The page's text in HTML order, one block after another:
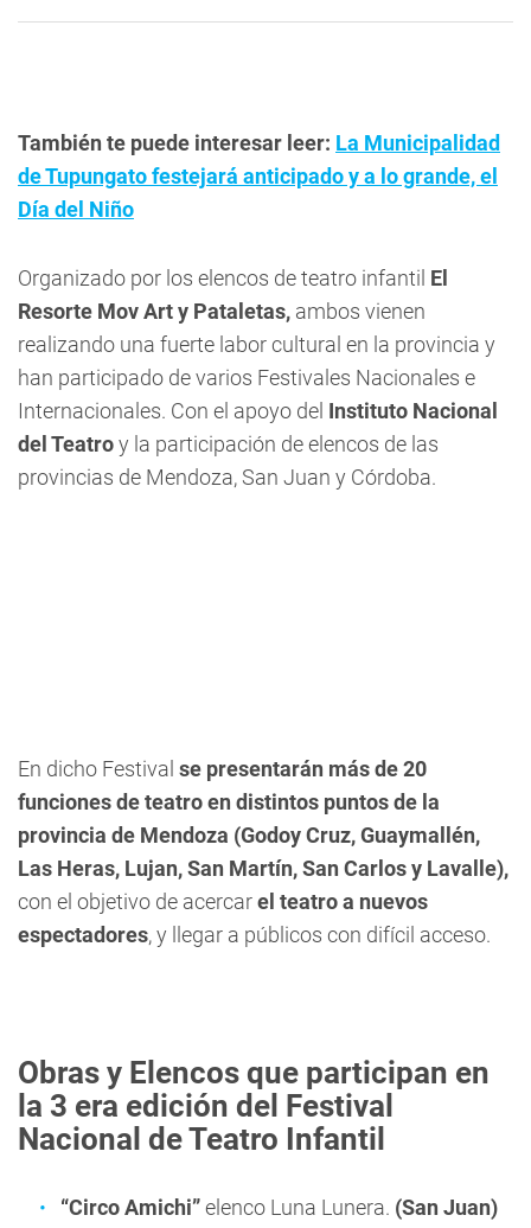
También te puede interesar leer: La Municipalidad
de Tupungato festejará anticipado y a lo grande, el
Día del Niño
Organizado por los elencos de teatro infantil El
Resorte Mov Art y Pataletas, ambos vienen
realizando una fuerte labor cultural en la provincia y
han participado de varios Festivales Nacionales e
Internacionales. Con el apoyo del Instituto Nacional
del Teatroy la participación de elencos de las
provincias de Mendoza, San Juan y Córdoba.
En dicho Festival se presentarán más de 20
funciones de teatro en distintos puntos de la
provincia de Mendoza (Godoy Cruz, Guaymallén,
Las Heras, Lujan, San Martín, San Carlos y Lavalle),
con el objetivo de acercarel teatro a nuevos
espectadores, y llegar a públicos con difícil acceso.
Obras y Elencos que participan en
la 3 era edición del Festival
Nacional de Teatro Infantil
“Circo Amichi”elenco Luna Lunera. (San Juan)